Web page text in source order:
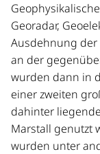
Georadar,
Ausdehnung der
an der
wurden dann in
einer zweiten
dahinter
Marstall genutzt
wurden unter